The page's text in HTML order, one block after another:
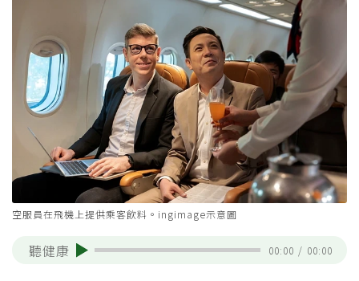
空服員在飛機上提供乘客飲料。ingimage示意圖
聽健康 00:00 / 00:00